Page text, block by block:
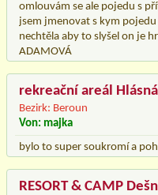
omlouvám se ale pojedu s
jsem jmenovat s kym
nechtěla aby to slyšel on je
ADAMOVÁ
rekreační areál
Bezirk: Beroun
Von: majka
bylo to super soukromí a
RESORT & CAMP